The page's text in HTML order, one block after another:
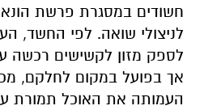
חשודים במסגרת פרשת
לניצולי שואה. לפי החשד,
לספק מזון לקשישים רכשה
אך בפועל במקום לחלקם,
העמותה את האוכל תמורת